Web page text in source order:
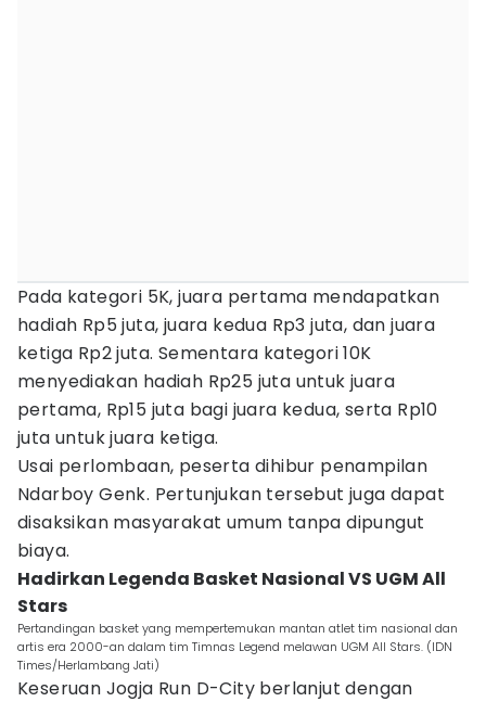
Pada kategori 5K, juara pertama mendapatkan
hadiah Rp5 juta, juara kedua Rp3 juta, dan juara
ketiga Rp2 juta. Sementara kategori 10K
menyediakan hadiah Rp25 juta untuk juara
pertama, Rp15 juta bagi juara kedua, serta Rp10
juta untuk juara ketiga.
Usai perlombaan, peserta dihibur penampilan
Ndarboy Genk. Pertunjukan tersebut juga dapat
disaksikan masyarakat umum tanpa dipungut
biaya.
Hadirkan Legenda Basket Nasional VS UGM All
Stars
Pertandingan basket yang mempertemukan mantan atlet tim nasional dan
artis era 2000-an dalam tim Timnas Legend melawan UGM All Stars. (IDN
Times/Herlambang Jati)
Keseruan Jogja Run D-City berlanjut dengan